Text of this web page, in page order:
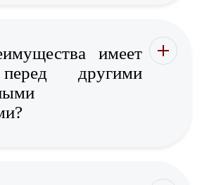
имеет
другими